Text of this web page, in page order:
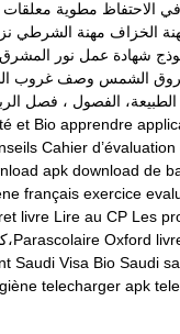
الاحتفاظ مطوية معلقات
الخزاف مهنة الشرطي
شهادة عمل نور المشرق
الشمس وصف غروب
الفصول ، فصل
apprendre
Bio
et
Cahier d’évaluation
de
download
apk
exercice
français
Les
Lire au CP
livre
Oxford Parascolaire،كتاب موازي
Saudi
Saudi Visa Bio
telecharger apk